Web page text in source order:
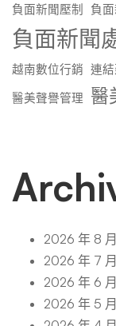
負面新聞壓制
負
負面新聞
越南數位行銷 連
醫美聲譽管理 醫
2026 年 8 月
2026 年 7 月
2026 年 6 月
2026 年 5 月